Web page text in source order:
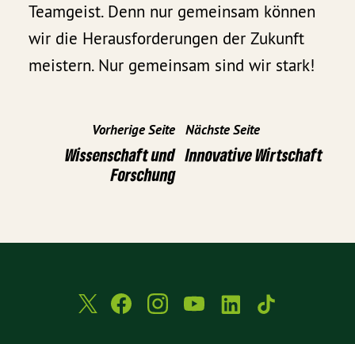
Teamgeist. Denn nur gemeinsam können
wir die Herausforderungen der Zukunft
meistern. Nur gemeinsam sind wir stark!
Vorherige Seite
Wissenschaft und
Forschung
Nächste Seite
Innovative Wirtschaft